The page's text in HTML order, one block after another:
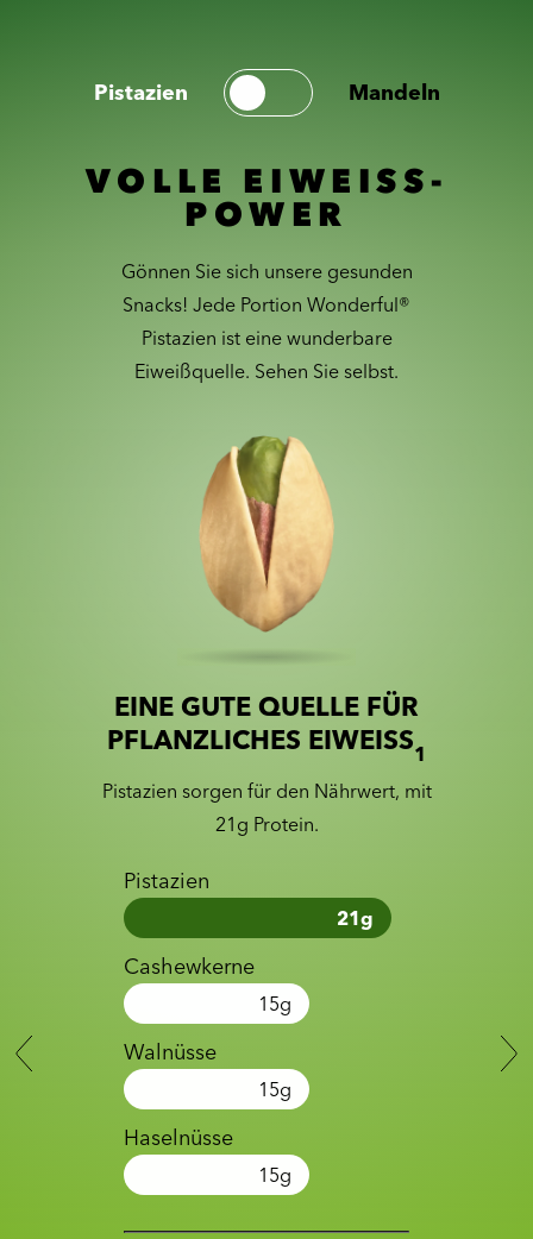
Pistazien Mandeln
VOLLE EIWEISS-
POWER
Gönnen Sie sich unsere gesunden
Snacks! Jede Portion Wonderful®
Pistazien ist eine wunderbare
Eiweißquelle. Sehen Sie selbst.
Slider with nutrition information
Slide 1 of 2
EINE GUTE QUELLE FÜR
PFLANZLICHES EIWEISS1
Pistazien sorgen für den Nährwert, mit
21g Protein.
Pistazien
21g
Cashewkerne
15g
Walnüsse
15g
Haselnüsse
15g